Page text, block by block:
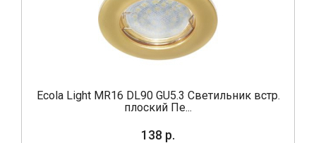
Ecola Light MR16 DL90 GU5.3 Светильник встр.
плоский Пе...
138 р.